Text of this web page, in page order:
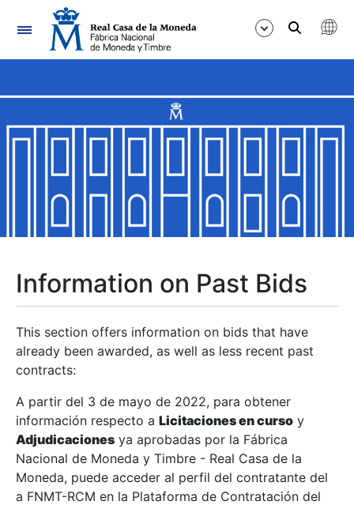
Navigation
Show/Hide
Show/Hide
Show/Hide
Show/Hide
Show/Hide
Information on Past Bids
This section offers information on bids that have
already been awarded, as well as less recent past
contracts:
A partir del 3 de mayo de 2022, para obtener
información respecto a Licitaciones en curso y
Adjudicaciones ya aprobadas por la Fábrica
Nacional de Moneda y Timbre - Real Casa de la
Moneda, puede acceder al perfil del contratante del
a FNMT-RCM en la Plataforma de Contratación del